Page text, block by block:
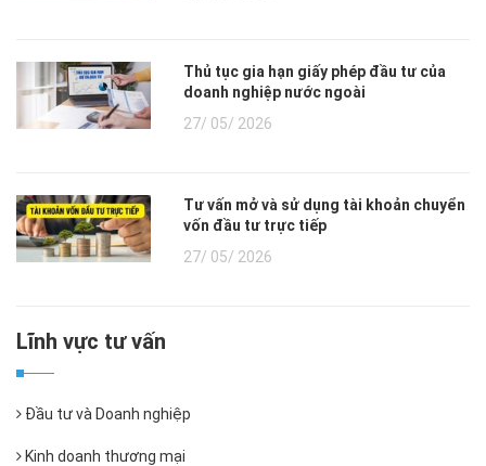
Thủ tục gia hạn giấy phép đầu tư của
doanh nghiệp nước ngoài
27/ 05/ 2026
Tư vấn mở và sử dụng tài khoản chuyển
vốn đầu tư trực tiếp
27/ 05/ 2026
Lĩnh vực tư vấn
Đầu tư và Doanh nghiệp
Kinh doanh thương mại